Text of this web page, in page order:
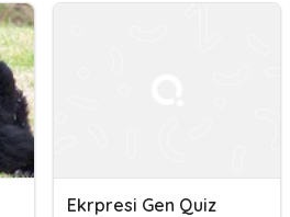
Ekrpresi Gen Quiz